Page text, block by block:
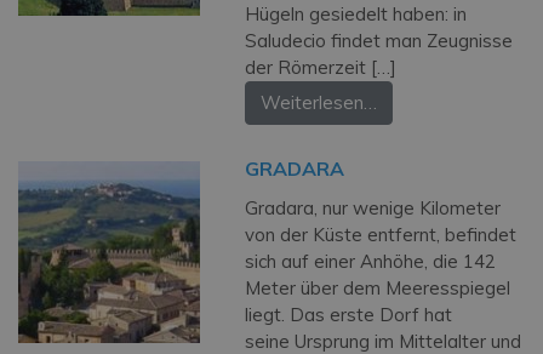
Hügeln gesiedelt haben: in
Saludecio findet man Zeugnisse
der Römerzeit […]
Weiterlesen…
GRADARA
Gradara, nur wenige Kilometer
von der Küste entfernt, befindet
sich auf einer Anhöhe, die 142
Meter über dem Meeresspiegel
liegt. Das erste Dorf hat
seine Ursprung im Mittelalter und